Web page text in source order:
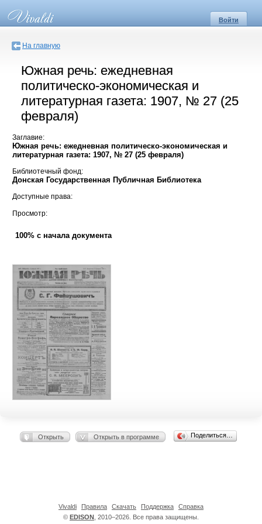
Войти
На главную
Южная речь: ежедневная
политическо-экономическая и
литературная газета: 1907, № 27 (25
февраля)
Заглавие:
Южная речь: ежедневная политическо-экономическая и
литературная газета: 1907, № 27 (25 февраля)
Библиотечный фонд:
Донская Государственная Публичная Библиотека
Доступные права:
Просмотр:
100% с начала документа
Открыть Открыть в программе Поделиться…
© EDISON , 2010–2026. Все права защищены.
Vivaldi Правила Скачать Поддержка Справка